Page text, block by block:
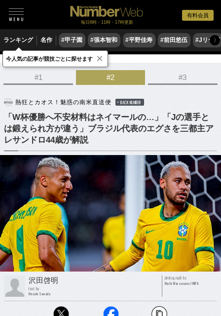
有料会員
毎日6時・11時・17時更新
ランキング 名作 #甲子園 #張本智和 #平野佳寿 #前田悠伍 #Jリーグ
〉
サッカー 海外サッカー
#1 #2 #3
熱狂とカオス！魅惑の南米直送便 BACK NUMBER
「W杯優勝へ不安材料はネイマールの…」「Jの選手と
は鍛えられ方が違う」ブラジル代表のエグさを三都主ア
レサンドロ44歳が解説
沢田啓明
text by
Hiroaki Sawada
photograph by
Kiichi Matsumoto/JMPA
今人気の記事が競技ごとに探せます ×